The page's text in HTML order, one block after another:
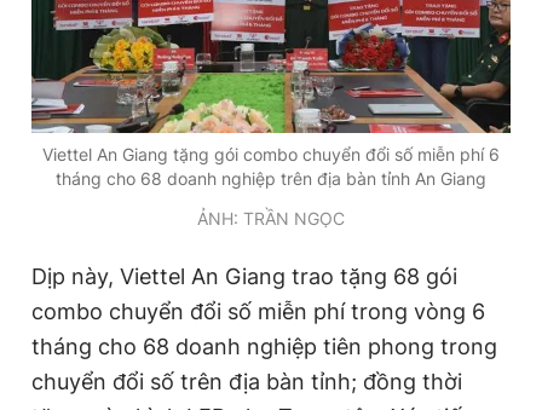
Viettel An Giang tặng gói combo chuyển đổi số miễn phí 6
tháng cho 68 doanh nghiệp trên địa bàn tỉnh An Giang
ẢNH: TRẦN NGỌC
Dịp này, Viettel An Giang trao tặng 68 gói
combo chuyển đổi số miễn phí trong vòng 6
tháng cho 68 doanh nghiệp tiên phong trong
chuyển đổi số trên địa bàn tỉnh; đồng thời